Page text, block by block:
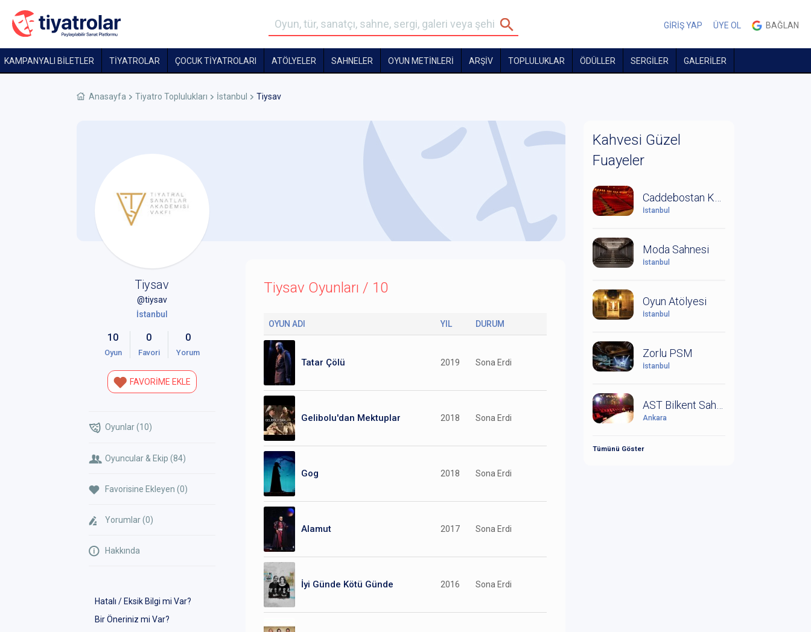
GİRİŞ YAP ÜYE OL BAĞLAN
KAMPANYALI BİLETLER TİYATROLAR ÇOCUK TIYATROLARI ATÖLYELER SAHNELER OYUN METİNLERİ ARŞİV TOPLULUKLAR ÖDÜLLER SERGİLER GALERİLER
Anasayfa Tiyatro Toplulukları İstanbul Tiysav
Tiysav
@tiysav
İstanbul
10
Oyun
0
Favori
0
Yorum
FAVORİME EKLE
Oyunlar (10)
Oyuncular & Ekip (84)
Favorisine Ekleyen (0)
Yorumlar (0)
Hakkında
Hatalı / Eksik Bilgi mi Var?
Bir Öneriniz mi Var?
Tiysav Oyunları / 10
OYUN ADI YIL DURUM
Tatar Çölü 2019 Sona Erdi
Gelibolu'dan Mektuplar 2018 Sona Erdi
Gog 2018 Sona Erdi
Alamut 2017 Sona Erdi
İyi Günde Kötü Günde 2016 Sona Erdi
Kahvesi Güzel
Fuayeler
İstanbul
Moda Sahnesi
İstanbul
Oyun Atölyesi
İstanbul
Zorlu PSM
İstanbul
Ankara
Tümünü Göster